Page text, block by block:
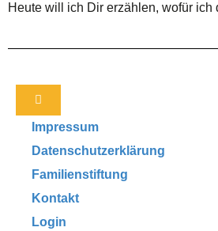
Heute will ich Dir erzählen, wofür
Impressum
Datenschutzerklärung
Familienstiftung
Kontakt
Login